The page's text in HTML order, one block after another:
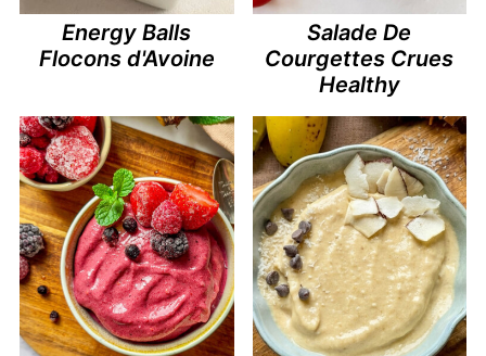
Energy Balls
Flocons d'Avoine
Salade De
Courgettes Crues
Healthy